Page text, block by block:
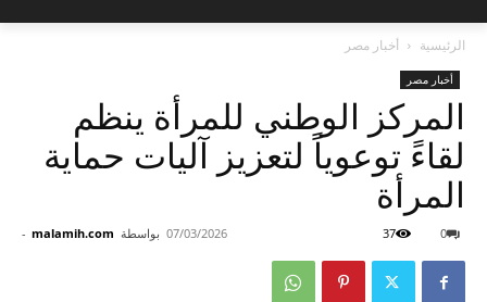
الرئيسية أخبار مصر
أخبار مصر
المركز الوطني للمرأة ينظم
لقاءً توعوياً لتعزيز آليات حماية
المرأة
بواسطة malamih.com
- 07/03/2026 0
37